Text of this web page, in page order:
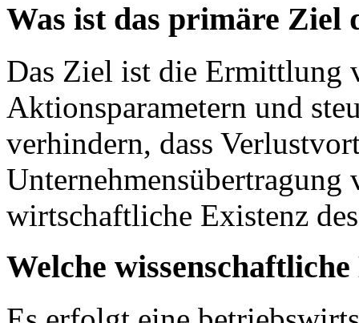
Was ist das primäre Ziel
Das Ziel ist die Ermittlung
Aktionsparametern und
verhindern, dass
Unternehmensübertragung
wirtschaftliche Existenz
Welche